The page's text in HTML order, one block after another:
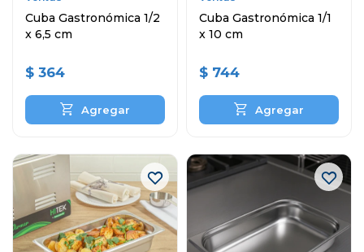
Cuba Gastronómica 1/2
x 6,5 cm
$ 364
Cuba Gastronómica 1/1
x 10 cm
$ 744